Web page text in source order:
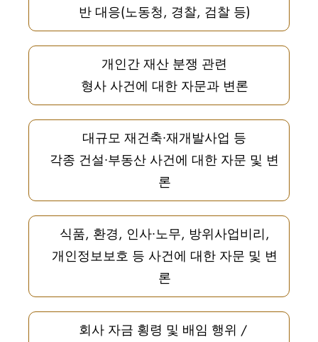
반 대응(노동청, 경찰, 검찰 등)
개인간 재산 분쟁 관련
형사 사건에 대한 자문과 변론
대규모 재건축∙재개발사업 등
각종 건설∙부동산 사건에 대한 자문 및 변
론
식품, 환경, 인사∙노무, 방위사업비리,
개인정보보호 등 사건에 대한 자문 및 변
론
회사 자금 횡령 및 배임 행위 /